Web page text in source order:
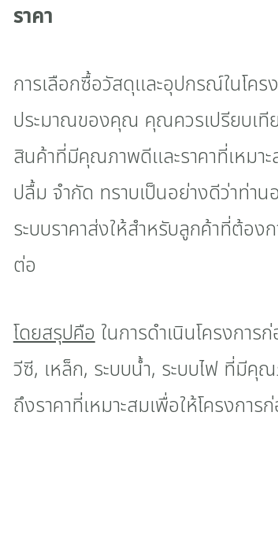
ราคา
การเลือกซื้อวัสดุและอุปกรณ์ในโค
ประมาณของคุณ คุณควรเปรียบเที
สินค้าที่มีคุณภาพดีและราคาที่เหมา
ปลื้ม จำกัด ทราบเป็นอย่างดีว่าท่า
ระบบราคาส่งให้สำหรับลูกค้าที่ต้อง
ต่อ
โดยสรุปคือ ในการดำเนินโครงกา
วีซี, เหล็ก, ระบบน้ำ, ระบบไฟ ที่มี
ถึงราคาที่เหมาะสมเพื่อให้โครงกา